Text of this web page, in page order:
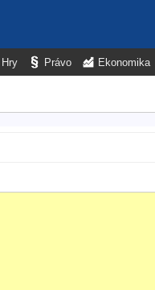
Hry Právo Ekonomika